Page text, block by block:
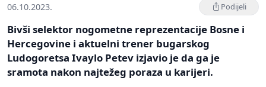
06.10.2023. Podijeli
Bivši selektor nogometne reprezentacije Bosne i
Hercegovine i aktuelni trener bugarskog
Ludogoretsa Ivaylo Petev izjavio je da ga je
sramota nakon najtežeg poraza u karijeri.